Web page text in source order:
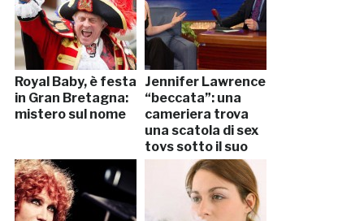
Royal Baby, è festa
in Gran Bretagna:
mistero sul nome
Jennifer Lawrence
“beccata”: una
cameriera trova
una scatola di sex
toys sotto il suo
letto (VIDEO)